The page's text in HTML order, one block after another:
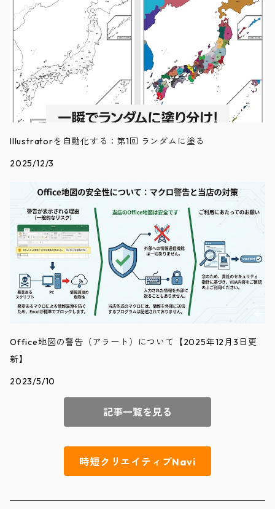
Illustratorを自動化する：第1回 ランダムに塗る
2025/12/3
Office地図の警告（アラート）について【2025年12月3日更
新】
2023/5/10
記事一覧を見る
時短クリエイティブNavi